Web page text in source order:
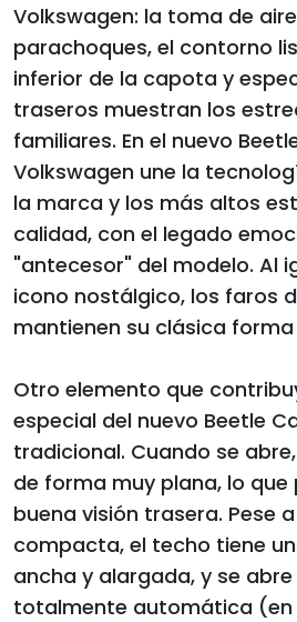
Volkswagen: la toma de
parachoques, el contorno
inferior de la capota y
traseros muestran los
familiares. En el nuevo
Volkswagen une la
la marca y los más altos
calidad, con el legado
"antecesor" del modelo. Al
icono nostálgico, los faros
mantienen su clásica
Otro elemento que
especial del nuevo Beetle
tradicional. Cuando se
de forma muy plana, lo
buena visión trasera. Pese
compacta, el techo tiene
ancha y alargada, y se
totalmente automática (en